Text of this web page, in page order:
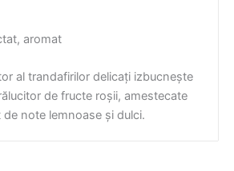
aromat
al trandafirilor delicați izbucnește
de fructe roșii, amestecate
note lemnoase și dulci.